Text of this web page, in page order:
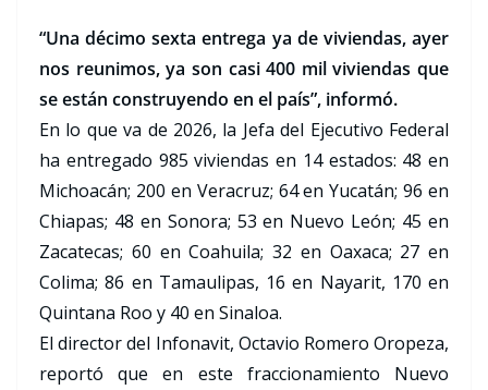
“Una décimo sexta entrega ya de viviendas, ayer
nos reunimos, ya son casi 400 mil viviendas que
se están construyendo en el país”, informó.
En lo que va de 2026, la Jefa del Ejecutivo Federal
ha entregado 985 viviendas en 14 estados: 48 en
Michoacán; 200 en Veracruz; 64 en Yucatán; 96 en
Chiapas; 48 en Sonora; 53 en Nuevo León; 45 en
Zacatecas; 60 en Coahuila; 32 en Oaxaca; 27 en
Colima; 86 en Tamaulipas, 16 en Nayarit, 170 en
Quintana Roo y 40 en Sinaloa.
El director del Infonavit, Octavio Romero Oropeza,
reportó que en este fraccionamiento Nuevo